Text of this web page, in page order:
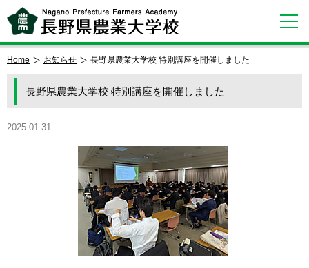
Home お知らせ 長野県農業大学校 特別講座を開催しました
長野県農業大学校 特別講座を開催しました
2025.01.31